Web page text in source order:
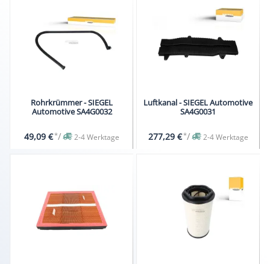
Rohrkrümmer - SIEGEL
Automotive SA4G0032
49,09 €*/ 2-4 Werktage
Luftkanal - SIEGEL Automotive
SA4G0031
277,29 €*/ 2-4 Werktage